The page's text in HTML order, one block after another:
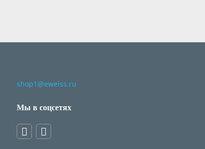
shop1@eweiss.ru
Мы в соцсетях